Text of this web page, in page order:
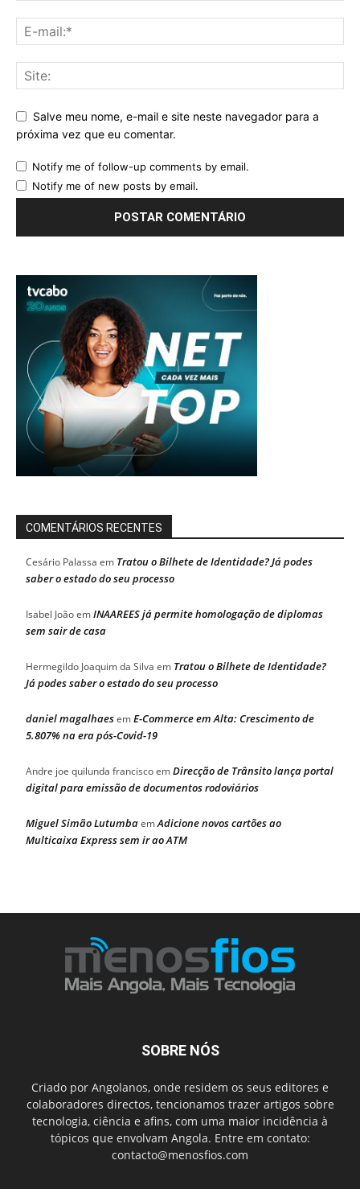
Salve meu nome, e-mail e site neste navegador para a
próxima vez que eu comentar.
Notify me of follow-up comments by email.
Notify me of new posts by email.
COMENTÁRIOS RECENTES
Cesário Palassa em Tratou o Bilhete de Identidade? Já podes
saber o estado do seu processo
Isabel JoãoemINAAREES já permite homologação de diplomas
sem sair de casa
Hermegildo Joaquim da Silva em Tratou o Bilhete de Identidade?
Já podes saber o estado do seu processo
daniel magalhaesemE-Commerce em Alta: Crescimento de
5.807% na era pós-Covid-19
Andre joe quilunda franciscoemDirecção de Trânsito lança portal
digital para emissão de documentos rodoviários
Miguel Simão LutumbaemAdicione novos cartões ao
Multicaixa Express sem ir ao ATM
SOBRE NÓS
Criado por Angolanos, onde residem os seus editores e
colaboradores directos, tencionamos trazer artigos sobre
tecnologia, ciência e afins, com uma maior incidência à
tópicos que envolvam Angola. Entre em contato:
contacto@menosfios.com